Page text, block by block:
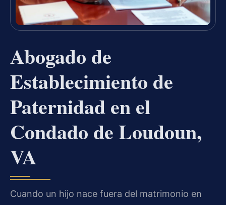
Abogado de
Establecimiento de
Paternidad en el
Condado de Loudoun,
VA
Cuando un hijo nace fuera del matrimonio en